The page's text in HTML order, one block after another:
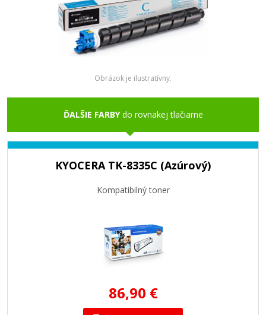
Obrázok je ilustratívny.
ĎALŠIE FARBYdo rovnakej tlačiarne
KYOCERA TK-8335C (Azúrový)
Kompatibilný toner
86,90 €